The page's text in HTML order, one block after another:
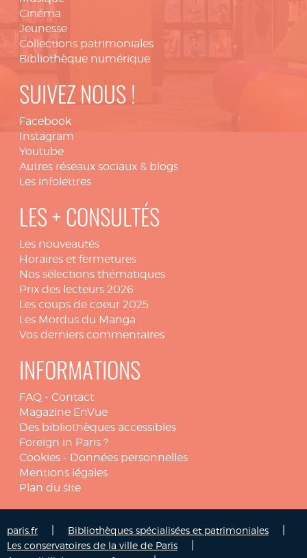
Cinéma
Jeunesse
Collections patrimoniales
Bibliothèque numérique
SUIVEZ NOUS !
Facebook
Instagram
Youtube
Autres réseaux sociaux & blogs
Les infolettres
LES + CONSULTÉS
Les nouveautés
Horaires et fermetures
Nos sélections thématiques
Prix des lecteurs 2026
Les coups de coeur 2025
Les Mordus du Manga
Vos derniers commentaires
INFORMATIONS
FAQ - Contact
Magazine EnVue
Des bibliothèques accessibles
Foreign in Paris ?
Cookies - Données personnelles
Mentions légales
Plan du site
paris.fr Bibliothèques spécialisées et patrimoniales
Les conservatoires de la ville de Paris